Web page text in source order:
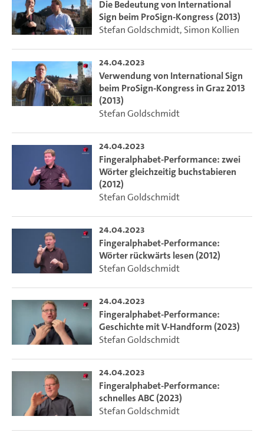
Die Bedeutung von International
Sign beim ProSign-Kongress (2013)
Stefan Goldschmidt, Simon Kollien
24.04.2023
Verwendung von International Sign
beim ProSign-Kongress in Graz 2013
(2013)
Stefan Goldschmidt
24.04.2023
Fingeralphabet-Performance: zwei
Wörter gleichzeitig buchstabieren
(2012)
Stefan Goldschmidt
24.04.2023
Fingeralphabet-Performance:
Wörter rückwärts lesen (2012)
Stefan Goldschmidt
24.04.2023
Fingeralphabet-Performance:
Geschichte mit V-Handform (2023)
Stefan Goldschmidt
24.04.2023
Fingeralphabet-Performance:
schnelles ABC (2023)
Stefan Goldschmidt